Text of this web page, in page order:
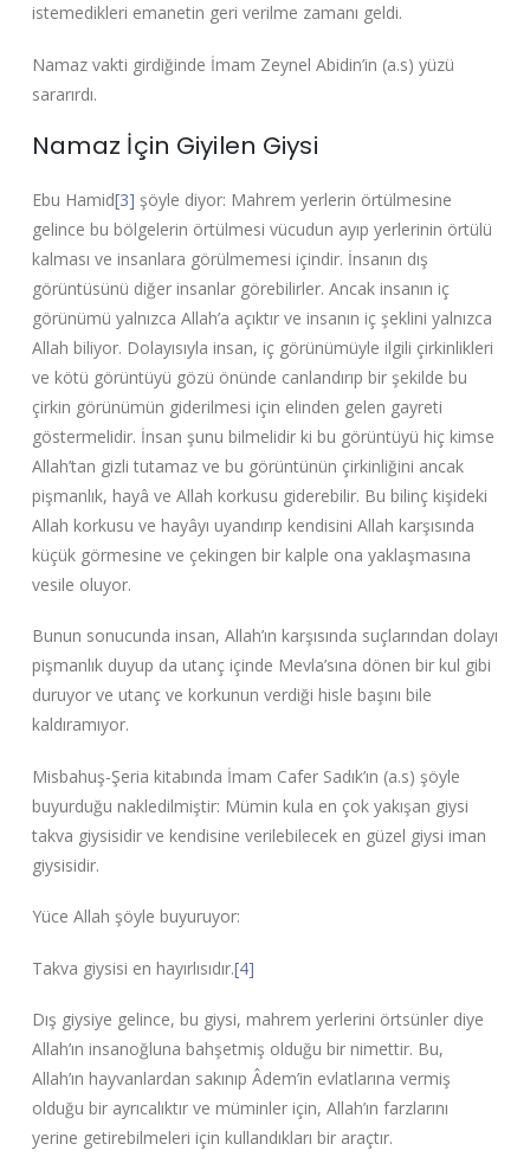
istemedikleri emanetin geri verilme zamanı geldi.
Namaz vakti girdiğinde İmam Zeynel Abidin’in (a.s) yüzü
sararırdı.
Namaz İçin Giyilen Giysi
Ebu Hamid[3] şöyle diyor: Mahrem yerlerin örtülmesine
gelince bu bölgelerin örtülmesi vücudun ayıp yerlerinin örtülü
kalması ve insanlara görülmemesi içindir. İnsanın dış
görüntüsünü diğer insanlar görebilirler. Ancak insanın iç
görünümü yalnızca Allah’a açıktır ve insanın iç şeklini yalnızca
Allah biliyor. Dolayısıyla insan, iç görünümüyle ilgili çirkinlikleri
ve kötü görüntüyü gözü önünde canlandırıp bir şekilde bu
çirkin görünümün giderilmesi için elinden gelen gayreti
göstermelidir. İnsan şunu bilmelidir ki bu görüntüyü hiç kimse
Allah’tan gizli tutamaz ve bu görüntünün çirkinliğini ancak
pişmanlık, hayâ ve Allah korkusu giderebilir. Bu bilinç kişideki
Allah korkusu ve hayâyı uyandırıp kendisini Allah karşısında
küçük görmesine ve çekingen bir kalple ona yaklaşmasına
vesile oluyor.
Bunun sonucunda insan, Allah’ın karşısında suçlarından dolayı
pişmanlık duyup da utanç içinde Mevla’sına dönen bir kul gibi
duruyor ve utanç ve korkunun verdiği hisle başını bile
kaldıramıyor.
Misbahuş-Şeria kitabında İmam Cafer Sadık’ın (a.s) şöyle
buyurduğu nakledilmiştir: Mümin kula en çok yakışan giysi
takva giysisidir ve kendisine verilebilecek en güzel giysi iman
giysisidir.
Yüce Allah şöyle buyuruyor:
Takva giysisi en hayırlısıdır.[4]
Dış giysiye gelince, bu giysi, mahrem yerlerini örtsünler diye
Allah’ın insanoğluna bahşetmiş olduğu bir nimettir. Bu,
Allah’ın hayvanlardan sakınıp Âdem’in evlatlarına vermiş
olduğu bir ayrıcalıktır ve müminler için, Allah’ın farzlarını
yerine getirebilmeleri için kullandıkları bir araçtır.